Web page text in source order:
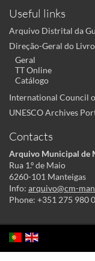
Useful links
Arquivo Distrital da
Direção-Geral do
Geral
TT Online
Catálogo
International Council
UNESCO Archives
Contacts
Arquivo Municipal de
Rua 1.º de Maio
6260-101 Manteigas
Info: arquivo@cm-
Phone: +351 275 980